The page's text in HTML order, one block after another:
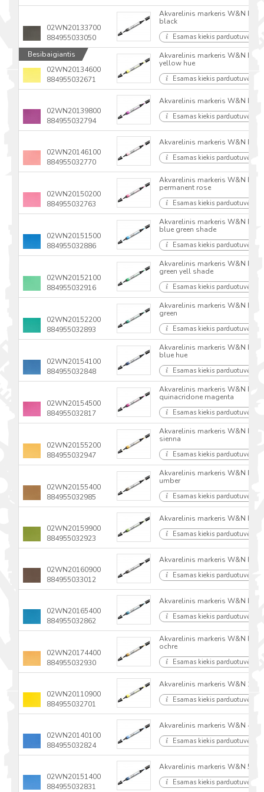
02WN20133700
884955033050
Akvarelinis markeris W&N
black
Esamas kiekis parduotuvėse
Besibaigiantis
02WN20134600
884955032671
Akvarelinis markeris W&N
yellow hue
Esamas kiekis parduotuvėse
02WN20139800
884955032794
Akvarelinis markeris W&N
Esamas kiekis parduotuvėse
02WN20146100
884955032770
Akvarelinis markeris W&N
Esamas kiekis parduotuvėse
02WN20150200
884955032763
Akvarelinis markeris W&N
permanent rose
Esamas kiekis parduotuvėse
02WN20151500
884955032886
Akvarelinis markeris W&N
blue green shade
Esamas kiekis parduotuvėse
02WN20152100
884955032916
Akvarelinis markeris W&N
green yell shade
Esamas kiekis parduotuvėse
02WN20152200
884955032893
Akvarelinis markeris W&N
green
Esamas kiekis parduotuvėse
02WN20154100
884955032848
Akvarelinis markeris W&N
blue hue
Esamas kiekis parduotuvėse
02WN20154500
884955032817
Akvarelinis markeris W&N
quinacridone magenta
Esamas kiekis parduotuvėse
02WN20155200
884955032947
Akvarelinis markeris W&N
sienna
Esamas kiekis parduotuvėse
02WN20155400
884955032985
Akvarelinis markeris W&N
umber
Esamas kiekis parduotuvėse
02WN20159900
884955032923
Akvarelinis markeris W&N
Esamas kiekis parduotuvėse
02WN20160900
884955033012
Akvarelinis markeris W&N
Esamas kiekis parduotuvėse
02WN20165400
884955032862
Akvarelinis markeris W&N
Esamas kiekis parduotuvėse
02WN20174400
884955032930
Akvarelinis markeris W&N
ochre
Esamas kiekis parduotuvėse
02WN20110900
884955032701
Akvarelinis markeris W&N 109
Esamas kiekis parduotuvėse
02WN20140100
884955032824
Akvarelinis markeris W&N 401
Esamas kiekis parduotuvėse
02WN20151400
884955032831
Akvarelinis markeris W&N 514
Esamas kiekis parduotuvėse